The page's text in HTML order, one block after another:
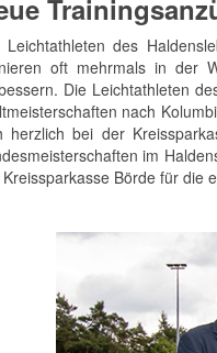
Leichtathleten des
oft mehrmals in der
Die Leichtathleten
nach
herzlich bei der
im
Börde für die